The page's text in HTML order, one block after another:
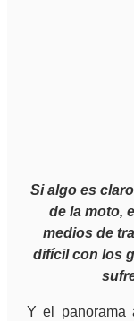
Si algo es
de la moto,
medios de
difícil con los
Y el panorama